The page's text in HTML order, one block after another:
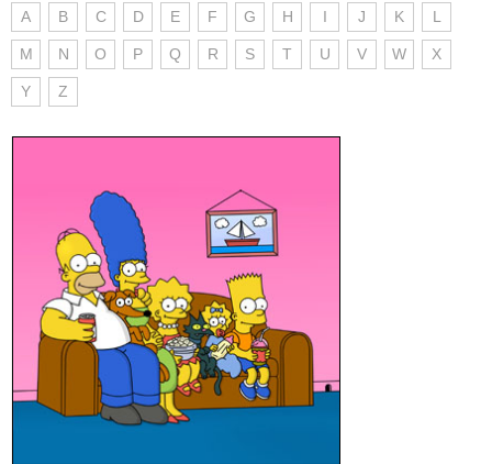
A B C D E F G H I J K L
M N O P Q R S T U V W X
Y Z